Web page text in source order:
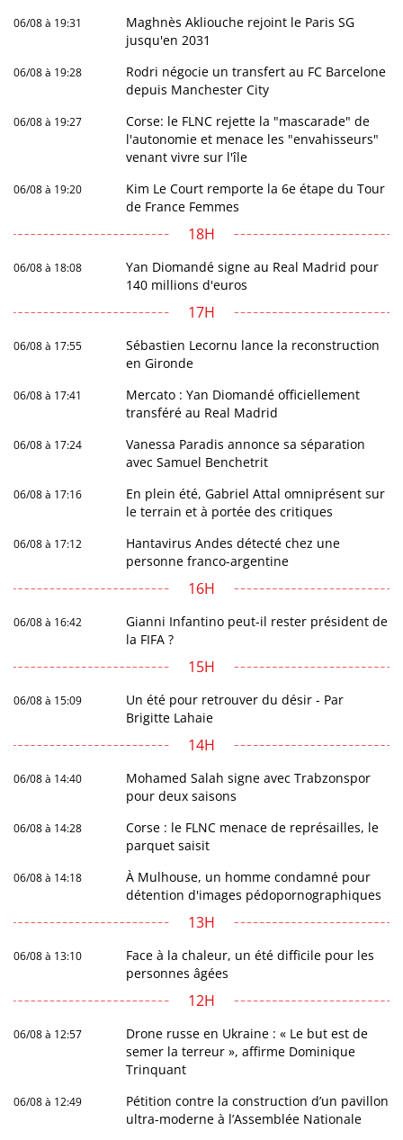
06/08 à 19:31
Maghnès Akliouche rejoint le Paris SG
jusqu'en 2031
06/08 à 19:28
Rodri négocie un transfert au FC Barcelone
depuis Manchester City
06/08 à 19:27
Corse: le FLNC rejette la "mascarade" de
l'autonomie et menace les "envahisseurs"
venant vivre sur l'île
06/08 à 19:20
Kim Le Court remporte la 6e étape du Tour
de France Femmes
18H
06/08 à 18:08
Yan Diomandé signe au Real Madrid pour
140 millions d'euros
17H
06/08 à 17:55
Sébastien Lecornu lance la reconstruction
en Gironde
06/08 à 17:41
Mercato : Yan Diomandé officiellement
transféré au Real Madrid
06/08 à 17:24
Vanessa Paradis annonce sa séparation
avec Samuel Benchetrit
06/08 à 17:16
En plein été, Gabriel Attal omniprésent sur
le terrain et à portée des critiques
06/08 à 17:12
Hantavirus Andes détecté chez une
personne franco-argentine
16H
06/08 à 16:42
Gianni Infantino peut-il rester président de
la FIFA ?
15H
06/08 à 15:09
Un été pour retrouver du désir - Par
Brigitte Lahaie
14H
06/08 à 14:40
Mohamed Salah signe avec Trabzonspor
pour deux saisons
06/08 à 14:28
Corse : le FLNC menace de représailles, le
parquet saisit
06/08 à 14:18
À Mulhouse, un homme condamné pour
détention d'images pédopornographiques
13H
06/08 à 13:10
Face à la chaleur, un été difficile pour les
personnes âgées
12H
06/08 à 12:57
Drone russe en Ukraine : « Le but est de
semer la terreur », affirme Dominique
Trinquant
06/08 à 12:49
Pétition contre la construction d’un pavillon
ultra-moderne à l’Assemblée Nationale